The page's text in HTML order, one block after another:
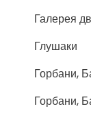
Галерея
Глушаки
Горбани,
Горбани,